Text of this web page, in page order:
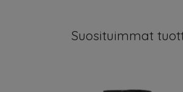
Suosituimmat